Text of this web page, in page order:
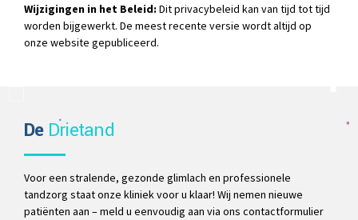
Wijzigingen in het Beleid: Dit privacybeleid kan van tijd tot tijd
worden bijgewerkt. De meest recente versie wordt altijd op
onze website gepubliceerd.
DeDrietand
Voor een stralende, gezonde glimlach en professionele
tandzorg staat onze kliniek voor u klaar! Wij nemen nieuwe
patiënten aan – meld u eenvoudig aan via ons contactformulier